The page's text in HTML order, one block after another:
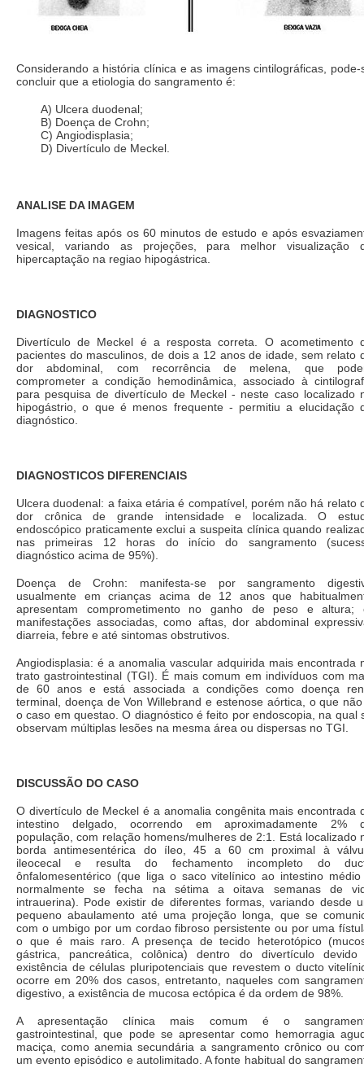
Considerando a história clínica e as imagens cintilográficas, pode-
concluir que a etiologia do sangramento é:
A) Ulcera duodenal;
B) Doença de Crohn;
C) Angiodisplasia;
D) Divertículo de Meckel.
ANALISE DA IMAGEM
Imagens feitas após os 60 minutos de estudo e após
vesical, variando as projeções, para melhor visualização
hipercaptação na regiao hipogástrica.
DIAGNOSTICO
Divertículo de Meckel é a resposta correta. O acometimento
pacientes do masculinos, de dois a 12 anos de idade, sem relato
dor abdominal, com recorrência de melena, que
comprometer a condição hemodinâmica, associado à
para pesquisa de divertículo de Meckel - neste caso localizado
hipogástrio, o que é menos frequente - permitiu a elucidação
diagnóstico.
DIAGNOSTICOS DIFERENCIAIS
Ulcera duodenal: a faixa etária é compatível, porém não há relato
dor crônica de grande intensidade e localizada. O
endoscópico praticamente exclui a suspeita clínica quando
nas primeiras 12 horas do início do sangramento
diagnóstico acima de 95%).
Doença de Crohn: manifesta-se por sangramento
usualmente em crianças acima de 12 anos que
apresentam comprometimento no ganho de peso e altura;
manifestações associadas, como aftas, dor abdominal
diarreia, febre e até sintomas obstrutivos.
Angiodisplasia: é a anomalia vascular adquirida mais encontrada
trato gastrointestinal (TGI). É mais comum em indivíduos com
de 60 anos e está associada a condições como doença
terminal, doença de Von Willebrand e estenose aórtica, o que
o caso em questao. O diagnóstico é feito por endoscopia, na qual
observam múltiplas lesões na mesma área ou dispersas no TGI.
DISCUSSÃO DO CASO
O divertículo de Meckel é a anomalia congênita mais encontrada
intestino delgado, ocorrendo em aproximadamente 2%
população, com relação homens/mulheres de 2:1. Está localizado
borda antimesentérica do íleo, 45 a 60 cm proximal à
ileocecal e resulta do fechamento incompleto do
ônfalomesentérico (que liga o saco vitelínico ao intestino
normalmente se fecha na sétima a oitava semanas de
intrauerina). Pode existir de diferentes formas, variando desde
pequeno abaulamento até uma projeção longa, que se
com o umbigo por um cordao fibroso persistente ou por uma
o que é mais raro. A presença de tecido heterotópico
gástrica, pancreática, colônica) dentro do divertículo
existência de células pluripotenciais que revestem o ducto
ocorre em 20% dos casos, entretanto, naqueles com
digestivo, a existência de mucosa ectópica é da ordem de 98%.
A apresentação clínica mais comum é o
gastrointestinal, que pode se apresentar como hemorragia
maciça, como anemia secundária a sangramento crônico ou
um evento episódico e autolimitado. A fonte habitual do